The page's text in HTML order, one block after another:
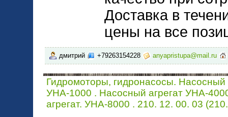
Доставка в
цены на все
дмитрий +79263154228 anyapristupa@mail.ru
Гидромоторы, гидронасосы. Насосный
УНА-1000 . Насосный агрегат УНА-
агрегат. УНА-8000 . 210. 12. 00. 03